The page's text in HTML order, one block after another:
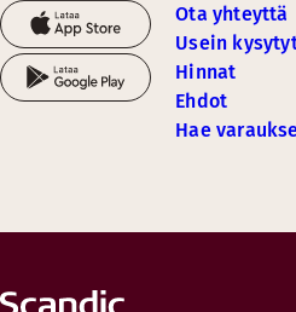
Ota yhteyttä
Usein
Hinnat
Ehdot
Hae